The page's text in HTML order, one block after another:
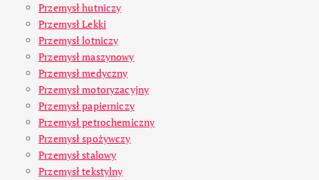
Przemysł hutniczy
Przemysł Lekki
Przemysł lotniczy
Przemysł maszynowy
Przemysł medyczny
Przemysł motoryzacyjny
Przemysł papierniczy
Przemysł petrochemiczny
Przemysł spożywczy
Przemysł stalowy
Przemysł tekstylny